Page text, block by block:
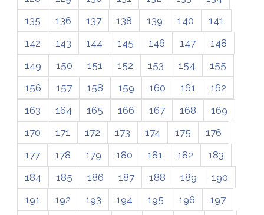
135
136 137 138 139 140
141
142
143 144 145 146 147
148
149
150 151 152 153 154
155
156
157 158 159 160 161
162
163
164 165 166 167 168
169
170
171 172 173 174 175
176
177
178 179 180 181 182
183
184
185 186 187 188 189
190
191
192 193 194 195 196
197